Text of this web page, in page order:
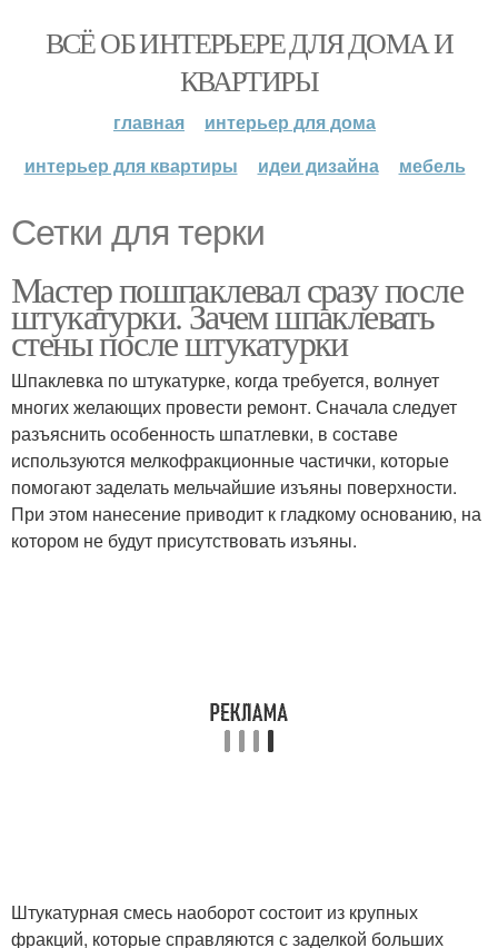
ВСЁ ОБ ИНТЕРЬЕРЕ ДЛЯ ДОМА И
КВАРТИРЫ
главная
интерьер для дома
интерьер для квартиры
идеи дизайна мебель
Сетки для терки
Мастер пошпаклевал сразу после
штукатурки. Зачем шпаклевать
стены после штукатурки
Шпаклевка по штукатурке, когда требуется, волнует
многих желающих провести ремонт. Сначала следует
разъяснить особенность шпатлевки, в составе
используются мелкофракционные частички, которые
помогают заделать мельчайшие изъяны поверхности.
При этом нанесение приводит к гладкому основанию, на
котором не будут присутствовать изъяны.
Штукатурная смесь наоборот состоит из крупных
фракций, которые справляются с заделкой больших